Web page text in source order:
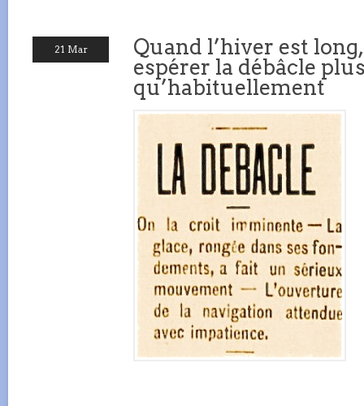
21 Mar
Quand l’hiver est
espérer la débâcle
qu’habituellement